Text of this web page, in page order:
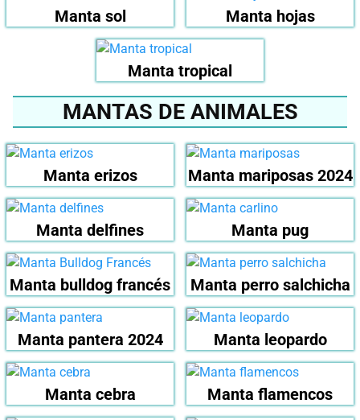
Manta sol Manta hojas
Manta tropical
MANTAS DE ANIMALES
Manta erizos Manta mariposas 2024
Manta delfines Manta pug
Manta bulldog francés Manta perro salchicha
Manta pantera 2024 Manta leopardo
Manta cebra Manta flamencos